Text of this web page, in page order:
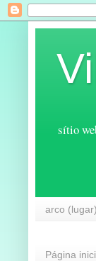
sítio
arco (lugar)
Página